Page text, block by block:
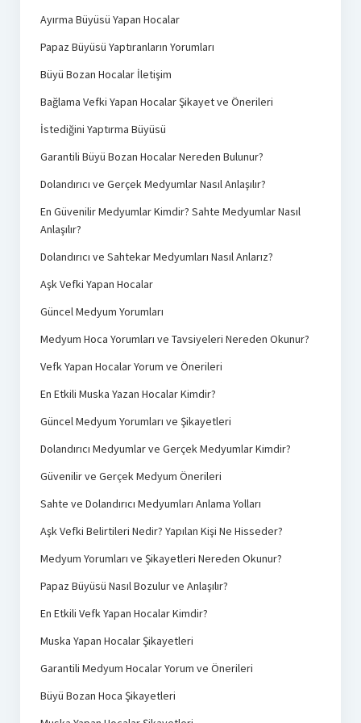
Ayırma Büyüsü Yapan Hocalar
Papaz Büyüsü Yaptıranların Yorumları
Büyü Bozan Hocalar İletişim
Bağlama Vefki Yapan Hocalar Şikayet ve Önerileri
İstediğini Yaptırma Büyüsü
Garantili Büyü Bozan Hocalar Nereden Bulunur?
Dolandırıcı ve Gerçek Medyumlar Nasıl Anlaşılır?
En Güvenilir Medyumlar Kimdir? Sahte Medyumlar Nasıl
Anlaşılır?
Dolandırıcı ve Sahtekar Medyumları Nasıl Anlarız?
Aşk Vefki Yapan Hocalar
Güncel Medyum Yorumları
Medyum Hoca Yorumları ve Tavsiyeleri Nereden Okunur?
Vefk Yapan Hocalar Yorum ve Önerileri
En Etkili Muska Yazan Hocalar Kimdir?
Güncel Medyum Yorumları ve Şikayetleri
Dolandırıcı Medyumlar ve Gerçek Medyumlar Kimdir?
Güvenilir ve Gerçek Medyum Önerileri
Sahte ve Dolandırıcı Medyumları Anlama Yolları
Aşk Vefki Belirtileri Nedir? Yapılan Kişi Ne Hisseder?
Medyum Yorumları ve Şikayetleri Nereden Okunur?
Papaz Büyüsü Nasıl Bozulur ve Anlaşılır?
En Etkili Vefk Yapan Hocalar Kimdir?
Muska Yapan Hocalar Şikayetleri
Garantili Medyum Hocalar Yorum ve Önerileri
Büyü Bozan Hoca Şikayetleri